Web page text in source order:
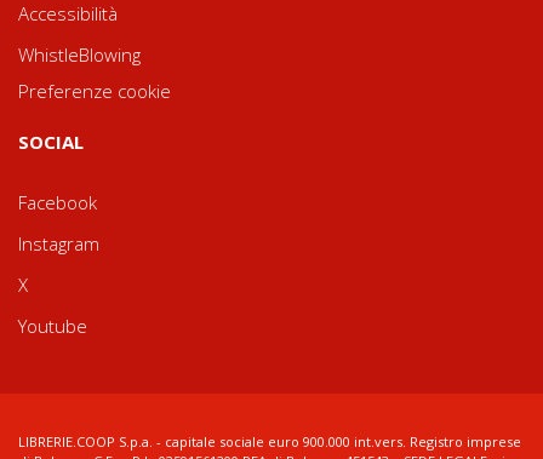
Accessibilità
WhistleBlowing
Preferenze cookie
SOCIAL
Facebook
Instagram
X
Youtube
LIBRERIE.COOP S.p.a. - capitale sociale euro 900.000 int.vers. Registro imprese